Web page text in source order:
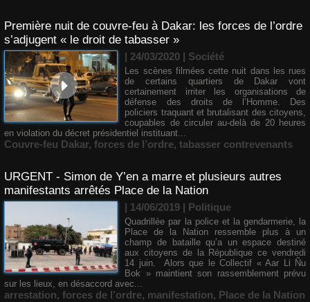
Première nuit de couvre-feu à Dakar: les forces de l’ordre
s’adjugent « le droit de tabasser »
| 24/03/2020 | Société
Les scènes filmées cette nuit dans les rues
de certains quartiers de Dakar vont
certainement irriter les organisations de
défense des droits de l’Homme. Des
policiers traquant et brutalisant des citoyens,
coupables de circuler au-delà de 20 heures
en violation du décret présidentiel instituant...
Couvre-feu Dakar, forces de l’ordre, tabasser contrevenants
URGENT - Simon de Y’en a marre et plusieurs autres
manifestants arrêtés Place de la Nation
| 14/06/2019 | Politique
Quadrillée par la police et la gendarmerie, la
Place de la Nation ressemble plus à un
champ de bataille qu’a un espace destiné
aux citoyens de la République ce vendredi
14 juin. Alors que le Collectif « Aar Li Ñu
Bok » maintient son rassemblement prévu
sur les lieux, en désaccord avec...
arrestation, forces de l’ordre, manifestation, Place de la Nation